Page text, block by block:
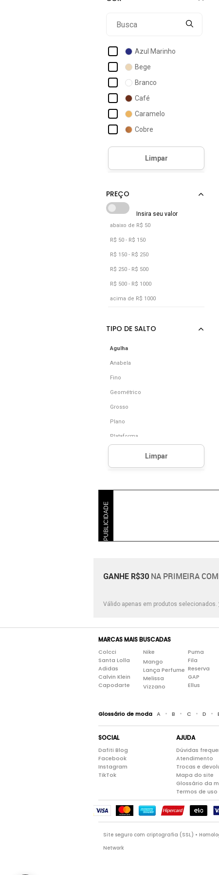
Azul Marinho
Bege
Branco
Café
Caramelo
Cobre
Dourado
Marrom
Preto
Vermelho
Vinho
abaixo de R$ 50
R$ 50 - R$ 150
R$ 150 - R$ 250
R$ 250 - R$ 500
R$ 500 - R$ 1000
acima de R$ 1000
Agulha
Anabela
Fino
Geométrico
Grosso
Plano
Plataforma
Rasteira
PUBLICIDADE
GANHE R$30 NA PRIMEIRA
Válido apenas em produtos selecionados.
MARCAS MAIS BUSCADAS
Colcci
Santa Lolla
Adidas
Calvin Klein
Capodarte
Nike
Mango
Lança Perfume
Melissa
Vizzano
Puma
Fila
Reserva
GAP
Ellus
Glossário de moda A • B • C • D •
SOCIAL
Dafiti Blog
Facebook
Instagram
TikTok
AJUDA
Dúvidas
Atendimento
Trocas e
Mapa do site
Glossário da
Termos de uso
Site seguro com criptografia (SSL) •
Network